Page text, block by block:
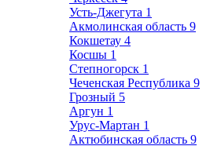
Усть-Джегута 1
Акмолинская область 9
Кокшетау 4
Косшы 1
Степногорск 1
Чеченская Республика 9
Грозный 5
Аргун 1
Урус-Мартан 1
Актюбинская область 9